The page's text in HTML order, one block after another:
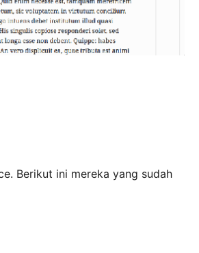
Berikut ini mereka yang sudah